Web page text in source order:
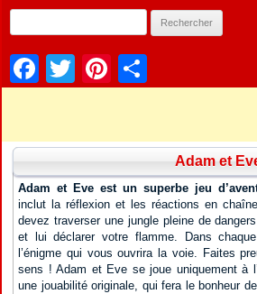
Facebook
TwitterPinterest
Adam et
Adam et Eve est un superbe jeu
inclut la réflexion et les réactions en
devez traverser une jungle pleine de
et lui déclarer votre flamme. Dans
l’énigme qui vous ouvrira la voie. Faites
sens ! Adam et Eve se joue uniquement à
une jouabilité originale, qui fera le bonheur